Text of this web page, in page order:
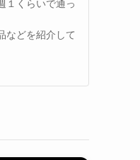
１くらいで通っ
などを紹介して